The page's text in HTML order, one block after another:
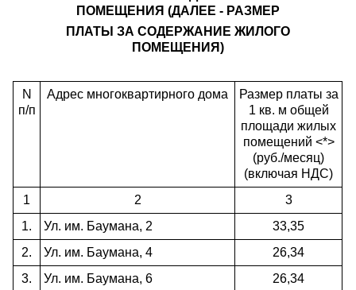
ПОМЕЩЕНИЯ (ДАЛЕЕ - РАЗМЕР
ПЛАТЫ ЗА СОДЕРЖАНИЕ ЖИЛОГО
ПОМЕЩЕНИЯ)
N
п/п
Адрес многоквартирного дома
Размер платы за
1 кв. м общей
площади жилых
помещений <*>
(руб./месяц)
(включая НДС)
1
2
3
1.
Ул. им. Баумана, 2
33,35
2.
Ул. им. Баумана, 4
26,34
3.
Ул. им. Баумана, 6
26,34